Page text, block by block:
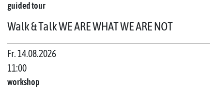
guided tour
Walk & Talk WE ARE WHAT WE ARE NOT
Fr. 14.08.2026
11:00
workshop